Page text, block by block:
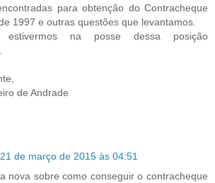
para obtenção do Contracheque
1997 e outras questões que levantamos.
na posse dessa posição
de Andrade
21 de março de 2015 às 04:51
nova sobre como conseguir o contracheque